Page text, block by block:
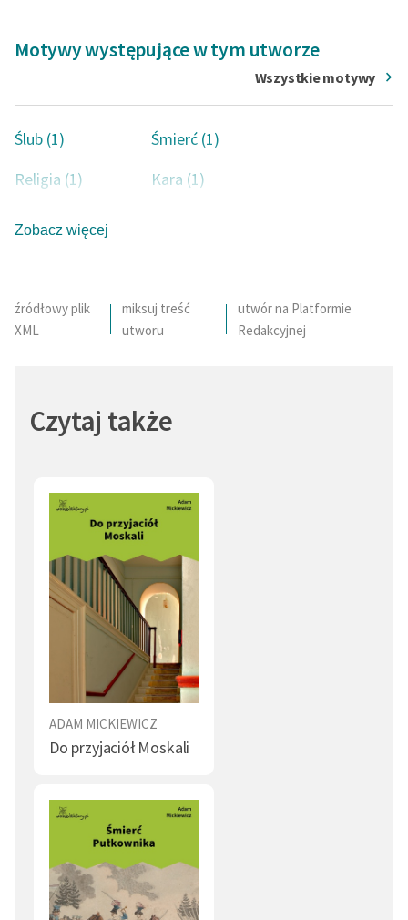
Motywy występujące w tym utworze
Wszystkie motywy
Ślub (1)
Śmierć (1)
Religia (1)
Kara (1)
Czarownica (1)
Zobacz więcej
źródłowy plik
XML
miksuj treść
utworu
utwór na Platformie
Redakcyjnej
Czytaj także
ADAM MICKIEWICZ
Do przyjaciół Moskali